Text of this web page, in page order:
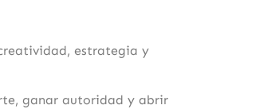
estrategia y
ganar autoridad y abrir